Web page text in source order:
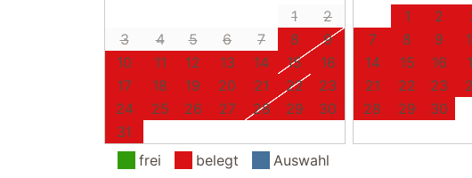
1
2
3
4 5 6 7 8
9
10
11 12 13 14 15
16
17
18 19 20 21 22
23
24
25 26 27 28 29
30
31
1
2
7
8 9
14
15 16
21
22 23
28
29 30
frei
belegt Auswahl